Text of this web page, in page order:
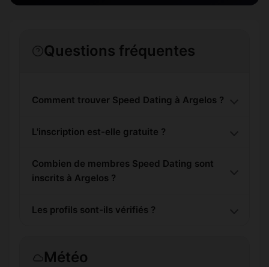
Questions fréquentes
Comment trouver Speed Dating à Argelos ?
L'inscription est-elle gratuite ?
Combien de membres Speed Dating sont
inscrits à Argelos ?
Les profils sont-ils vérifiés ?
Météo